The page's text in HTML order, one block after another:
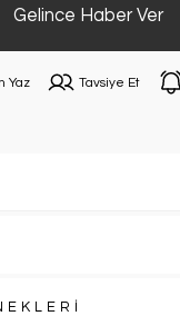
Gelince Haber Ver
Yaz Tavsiye Et